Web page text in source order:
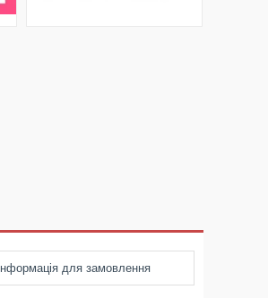
Інформація для замовлення